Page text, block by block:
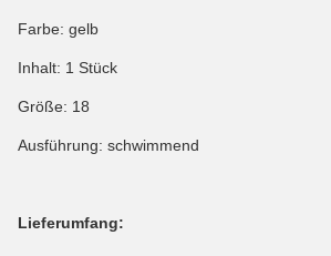
Farbe: gelb
Inhalt: 1 Stück
Größe: 18
Ausführung: schwimmend
Lieferumfang: